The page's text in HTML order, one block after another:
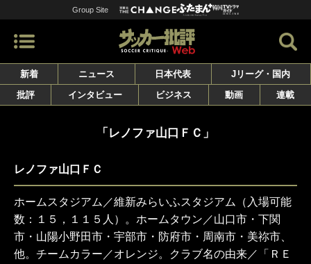
Group Site
新着 ニュース 日本代表
Jリーグ・国内
批評
インタビュー ビジネス 動画 連載
「レノファ山口ＦＣ」
レノファ山口ＦＣ
ホームスタジアム／維新みらいふスタジアム（入場可能
数：１５，１１５人）。ホームタウン／山口市・下関
市・山陽小野田市・宇部市・防府市・周南市・美祢市、
他。チームカラー／オレンジ。クラブ名の由来／「ＲＥ